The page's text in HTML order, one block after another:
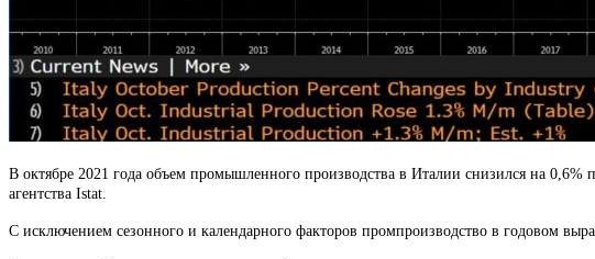
В октябре 2021 года объем промышленного производства в Италии снизился на 0,6%
агентства Istat.
С исключением сезонного и календарного факторов промпроизводство в годовом